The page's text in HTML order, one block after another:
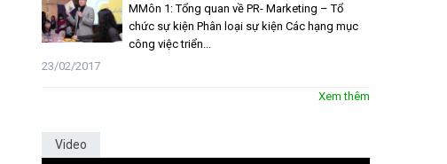
MMôn 1: Tổng quan về PR- Marketing – Tổ
chức sự kiện Phân loại sự kiện Các hạng mục
công việc triển...
23/02/2017
Xem thêm
Video